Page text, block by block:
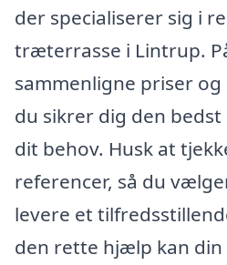
der specialiserer sig i
træterrasse i Lintrup.
sammenligne priser og
du sikrer dig den
dit behov. Husk at
referencer, så du
levere et
den rette hjælp kan